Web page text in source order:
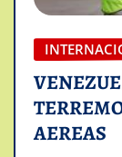
AEREAS